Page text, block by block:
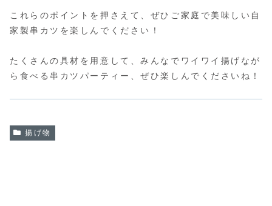
これらのポイントを押さえて、ぜひご家庭で美味しい自
家製串カツを楽しんでください！
たくさんの具材を用意して、みんなでワイワイ揚げなが
ら食べる串カツパーティー、ぜひ楽しんでくださいね！
揚げ物